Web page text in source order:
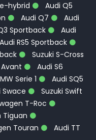
hybrid
Audi Q5
Audi Q7
Audi
Sportback
Audi
Audi RS5 Sportback
Suzuki S-Cross
Audi S6
Serie 1
Audi SQ5
Swace
Suzuki Swift
T-Roc
Tiguan
Touran
Audi TT